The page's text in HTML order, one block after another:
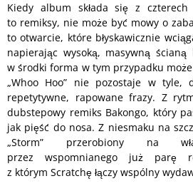
Kiedy album składa się z
to remiksy, nie może być mowy o
to otwarcie, które błyskawicznie
napierając wysoką, masywną ścianą
w środki forma w tym przypadku
„Whoo Hoo” nie pozostaje w tyle,
repetytywne, rapowane frazy. Z
dubstepowy remiks Bakongo, który
jak pięść do nosa. Z niesmaku na
„Storm” przerobiony na
przez wspomnianego już parę
z którym Scratchę łączy wspólny